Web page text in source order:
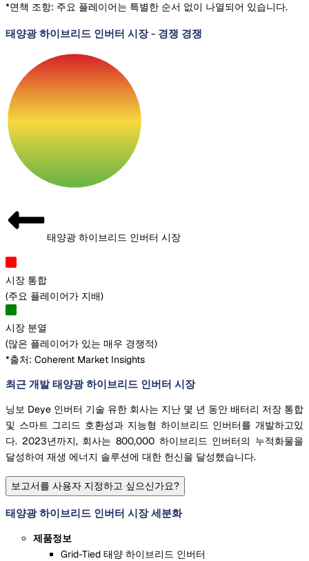
*면책 조항: 주요 플레이어는 특별한 순서 없이 나열되어 있습니다.
태양광 하이브리드 인버터 시장- 경쟁 경쟁
태양광 하이브리드 인버터 시장
시장 통합
(주요 플레이어가 지배)
시장 분열
(많은 플레이어가 있는 매우 경쟁적)
*출처: Coherent Market Insights
최근 개발 태양광 하이브리드 인버터 시장
닝보 Deye 인버터 기술 유한 회사는 지난 몇 년 동안 배터리 저장 통합
및 스마트 그리드 호환성과 지능형 하이브리드 인버터를 개발하고있
다. 2023년까지, 회사는 800,000 하이브리드 인버터의 누적화물을
달성하여 재생 에너지 솔루션에 대한 헌신을 달성했습니다.
보고서를 사용자 지정하고 싶으신가요?
태양광 하이브리드 인버터 시장 세분화
제품정보
Grid-Tied 태양 하이브리드 인버터